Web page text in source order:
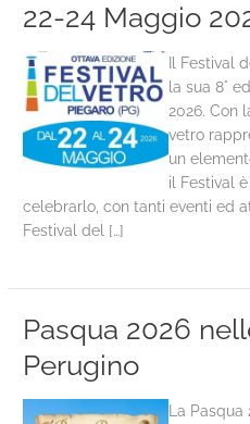
22-24 Maggio
Il Festival
la sua 8°
2026. Con
vetro
un
il Festival
celebrarlo, con tanti eventi ed
Festival del […]
Pasqua 2026
Perugino
La Pasqua